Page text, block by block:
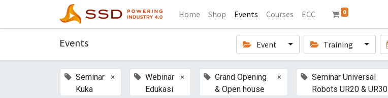
Home Shop Events Courses ECC 0
Events Event Training
Seminar
Kuka
×
Webinar
Edukasi
×
Grand Opening
& Open house
×
Seminar Universal
Robots UR20 & UR30